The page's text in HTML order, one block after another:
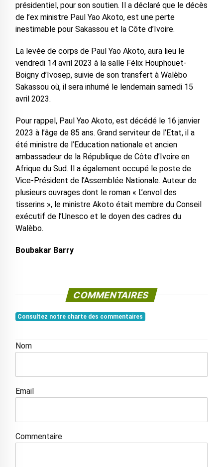
présidentiel, pour son soutien. Il a déclaré que le décès
de l’ex ministre Paul Yao Akoto, est une perte
inestimable pour Sakassou et la Côte d’Ivoire.
La levée de corps de Paul Yao Akoto, aura lieu le
vendredi 14 avril 2023 à la salle Félix Houphouët-
Boigny d’Ivosep, suivie de son transfert à Walèbo
Sakassou où, il sera inhumé le lendemain samedi 15
avril 2023.
Pour rappel, Paul Yao Akoto, est décédé le 16 janvier
2023 à l’âge de 85 ans. Grand serviteur de l’Etat, il a
été ministre de l’Education nationale et ancien
ambassadeur de la République de Côte d’Ivoire en
Afrique du Sud. Il a également occupé le poste de
Vice-Président de l’Assemblée Nationale. Auteur de
plusieurs ouvrages dont le roman « L’envol des
tisserins », le ministre Akoto était membre du Conseil
exécutif de l’Unesco et le doyen des cadres du
Walèbo.
Boubakar Barry
COMMENTAIRES
Consultez notre charte des commentaires
Nom
Email
Commentaire